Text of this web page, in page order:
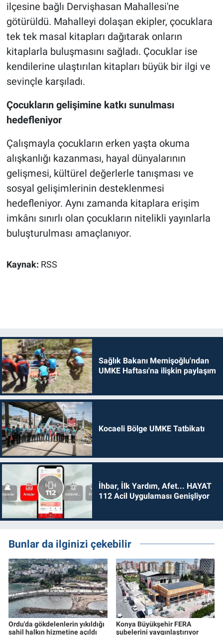
ilçesine bağlı Dervişhasan Mahallesi'ne
götürüldü. Mahalleyi dolaşan ekipler, çocuklara
tek tek masal kitapları dağıtarak onların
kitaplarla buluşmasını sağladı. Çocuklar ise
kendilerine ulaştırılan kitapları büyük bir ilgi ve
sevinçle karşıladı.
Çocukların gelişimine katkı sunulması
hedefleniyor
Çalışmayla çocukların erken yaşta okuma
alışkanlığı kazanması, hayal dünyalarının
gelişmesi, kültürel değerlerle tanışması ve
sosyal gelişimlerinin desteklenmesi
hedefleniyor. Aynı zamanda kitaplara erişim
imkânı sınırlı olan çocukların nitelikli yayınlarla
buluşturulması amaçlanıyor.
Kaynak: RSS
Sağlık Bakanı Memişoğlu'ndan
UMKE Haftası'na ilişkin paylaşım
Kocaeli Bölge UMKE Tatbikatı
İhbar, İlk Yardım, Afet... HAYAT
112 Acil Uygulaması Genişliyor
Bunlar da ilginizi çekebilir
Ordu'da gökdelenlerin yıkıldığı
sahil halkın hizmetine açıldı
Konya Büyükşehir FERA
şubelerini yaygınlaştırıyor